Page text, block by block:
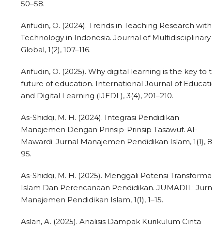
50–58.
Arifudin, O. (2024). Trends in Teaching Research with
Technology in Indonesia. Journal of Multidisciplinary
Global, 1(2), 107–116.
Arifudin, O. (2025). Why digital learning is the key to
future of education. International Journal of
and Digital Learning (IJEDL), 3(4), 201–210.
As-Shidqi, M. H. (2024). Integrasi Pendidikan
Manajemen Dengan Prinsip-Prinsip Tasawuf. Al-
Mawardi: Jurnal Manajemen Pendidikan Islam, 1(1),
95.
As-Shidqi, M. H. (2025). Menggali Potensi Transformasi
Islam Dan Perencanaan Pendidikan. JUMADIL:
Manajemen Pendidikan Islam, 1(1), 1–15.
Aslan, A. (2025). Analisis Dampak Kurikulum Cinta